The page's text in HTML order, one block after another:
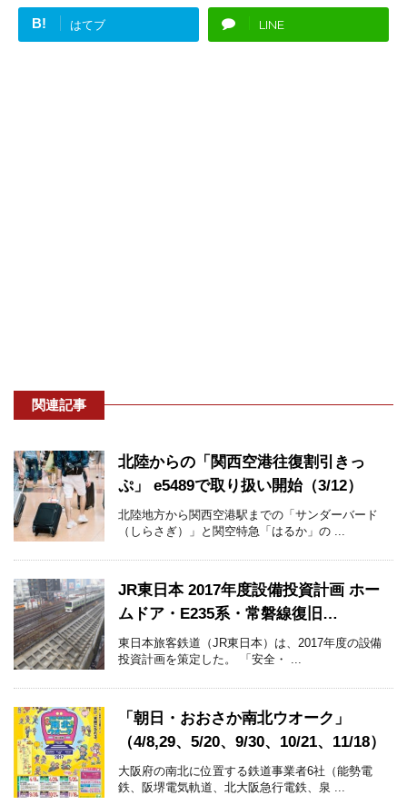
B! はてブ LINE
関連記事
北陸からの「関西空港往復割引きっ
ぷ」 e5489で取り扱い開始（3/12）
北陸地方から関西空港駅までの「サンダーバード
（しらさぎ）」と関空特急「はるか」の ...
JR東日本 2017年度設備投資計画 ホー
ムドア・E235系・常磐線復旧…
東日本旅客鉄道（JR東日本）は、2017年度の設備
投資計画を策定した。 「安全・ ...
「朝日・おおさか南北ウオーク」
（4/8,29、5/20、9/30、10/21、11/18）
大阪府の南北に位置する鉄道事業者6社（能勢電
鉄、阪堺電気軌道、北大阪急行電鉄、泉 ...